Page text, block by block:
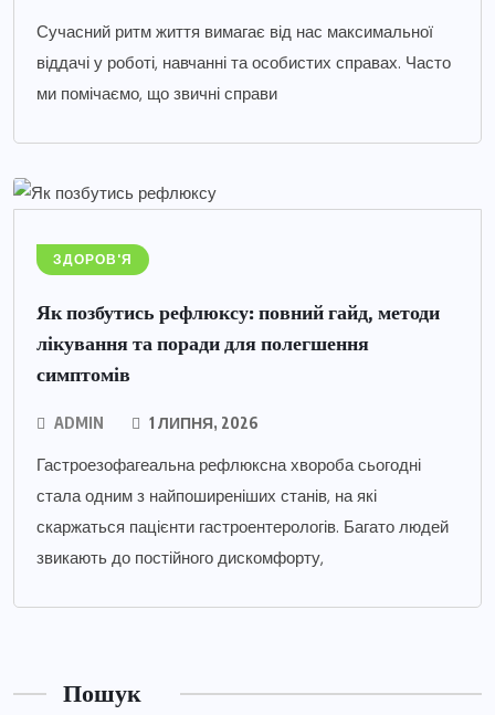
Сучасний ритм життя вимагає від нас максимальної
віддачі у роботі, навчанні та особистих справах. Часто
ми помічаємо, що звичні справи
ЗДОРОВ'Я
Як позбутись рефлюксу: повний гайд, методи
лікування та поради для полегшення
симптомів
ADMIN 1 ЛИПНЯ, 2026
Гастроезофагеальна рефлюксна хвороба сьогодні
стала одним з найпоширеніших станів, на які
скаржаться пацієнти гастроентерологів. Багато людей
звикають до постійного дискомфорту,
Пошук